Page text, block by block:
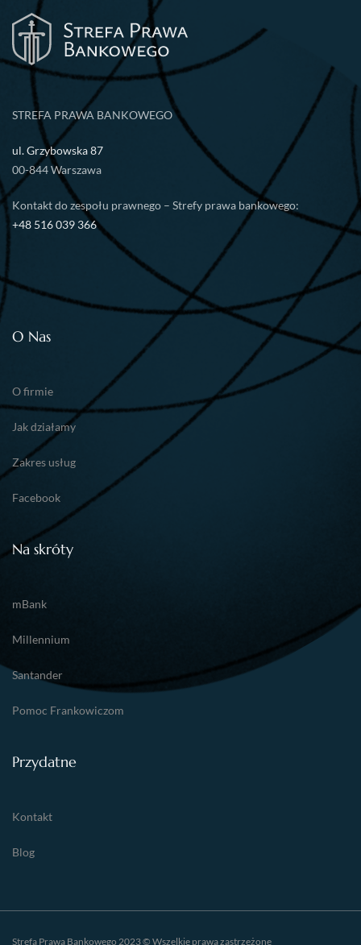
STREFA PRAWA BANKOWEGO
ul. Grzybowska 87
00-844 Warszawa
Kontakt do zespołu prawnego – Strefy prawa bankowego:
+48 516 039 366
O Nas
O firmie
Jak działamy
Zakres usług
Facebook
Na skróty
mBank
Millennium
Santander
Pomoc Frankowiczom
Przydatne
Kontakt
Blog
Strefa Prawa Bankowego 2023 © Wszelkie prawa zastrzeżone